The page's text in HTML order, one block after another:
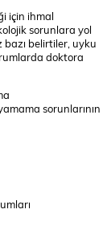
için ihmal
sorunlara yol
bazı belirtiler, uyku
doktora
sorunlarının